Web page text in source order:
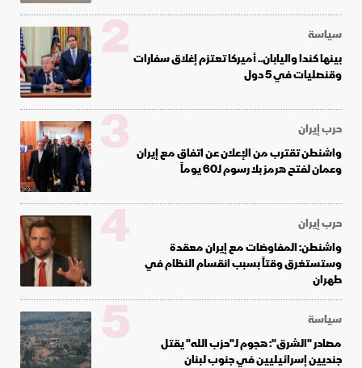
سياسة
بينها كندا واليابان.. أميركا تعتزم إغلاق سفارات
وقنصليات في 5 دول
2
حرب إيران
واشنطن تقترب من الإعلان عن اتفاق مع إيران
وعمان لفتح هرمز بلا رسوم لـ60 يوماً
3
حرب إيران
واشنطن: المفاوضات مع إيران معقدة
وستستغرق وقتاً بسبب انقسام النظام في
طهران
4
سياسة
مصادر "الشرق": هجوم لـ"حزب الله" يقتل
جنديين إسرائيليين في جنوب لبنان
5